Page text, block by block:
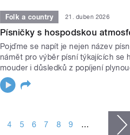
Folk a country 21. duben 2026
Písničky s hospodskou
Pojďme se napít je nejen název
námět pro výběr písní týkajících se
mouder i důsledků z popíjení
4 5 6 7 8 9 …